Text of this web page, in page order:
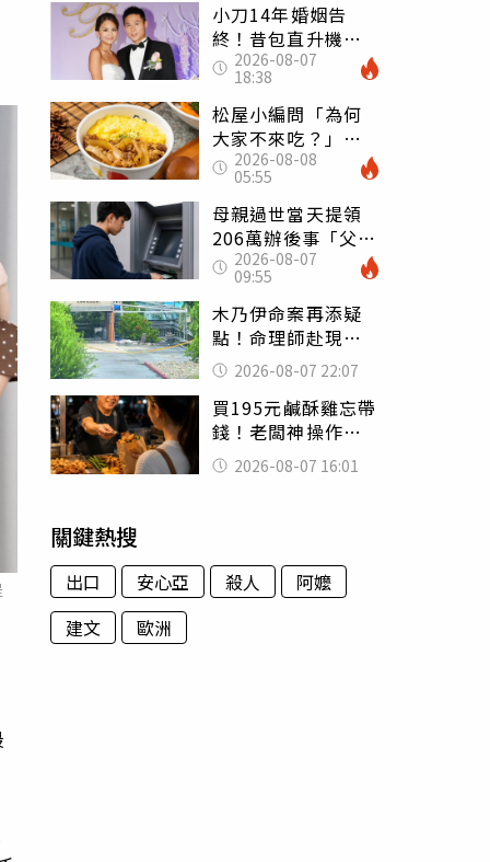
小刀14年婚姻告
終！昔包直升機求
婚 豪砸545萬辦婚
禮還找連戰證婚
2026-08-07
18:38
松屋小編問「為何
大家不來吃？」
一票人點出3大問
題：滿手好牌打到
爛
2026-08-08
05:55
母親過世當天提領
206萬辦後事「父子
遭判刑」 律師：
搶錢先下手是罪
2026-08-07
09:55
木乃伊命案再添疑
點！命理師赴現場
遇天候驟變 驚
喊：死者還有冤屈
2026-08-07 22:07
買195元鹹酥雞忘帶
錢！老闆神操作
「倒找5元」 全網
看哭：這就是台灣
2026-08-07 16:01
關鍵熱搜
出口 安心亞 殺人
阿嬤
建文
歐洲